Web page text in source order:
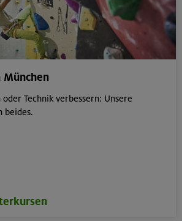
Technik verbessern: Unsere
beides.